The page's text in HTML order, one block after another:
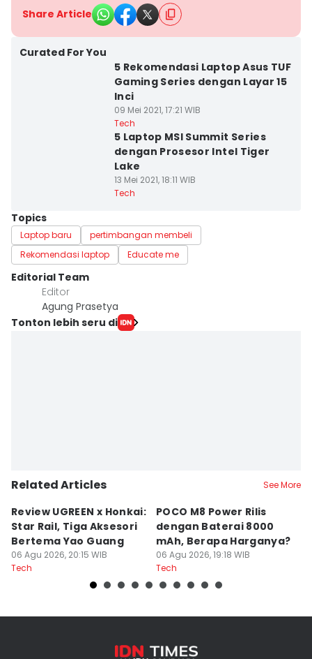
Share Article
Curated For You
5 Rekomendasi Laptop Asus TUF
Gaming Series dengan Layar 15
Inci
09 Mei 2021, 17:21 WIB
Tech
5 Laptop MSI Summit Series
dengan Prosesor Intel Tiger
Lake
13 Mei 2021, 18:11 WIB
Tech
Topics
Laptop baru
pertimbangan membeli
Rekomendasi laptop
Educate me
Editorial Team
Editor
Agung Prasetya
Tonton lebih seru di
Related Articles See More
Review UGREEN x Honkai:
Star Rail, Tiga Aksesori
Bertema Yao Guang
06 Agu 2026, 20:15 WIB
Tech
POCO M8 Power Rilis
dengan Baterai 8000
mAh, Berapa Harganya?
06 Agu 2026, 19:18 WIB
Tech